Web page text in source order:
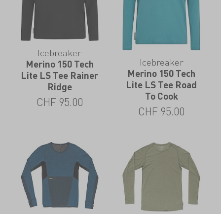
Icebreaker
Merino 150 Tech
Lite LS Tee Rainer
Ridge
CHF 95.00
Icebreaker
Merino 150 Tech
Lite LS Tee Road
To Cook
CHF 95.00